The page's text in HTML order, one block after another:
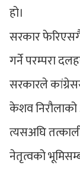
हो।
सरकार फेरिएसगै
गर्ने परम्परा
सरकारले
केशव
त्यसअघि
नेतृत्वको